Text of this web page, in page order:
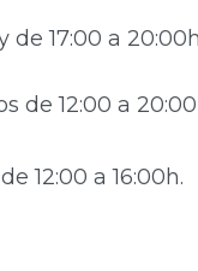
de 17:00 a
de 12:00 a
12:00 a 16:00h.